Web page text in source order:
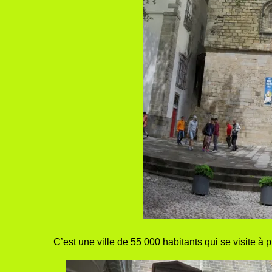
C’est une ville de 55 000 habitants qui se visite à